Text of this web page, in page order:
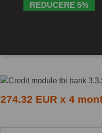
REDUCERE 5%
274.32 EUR x 4